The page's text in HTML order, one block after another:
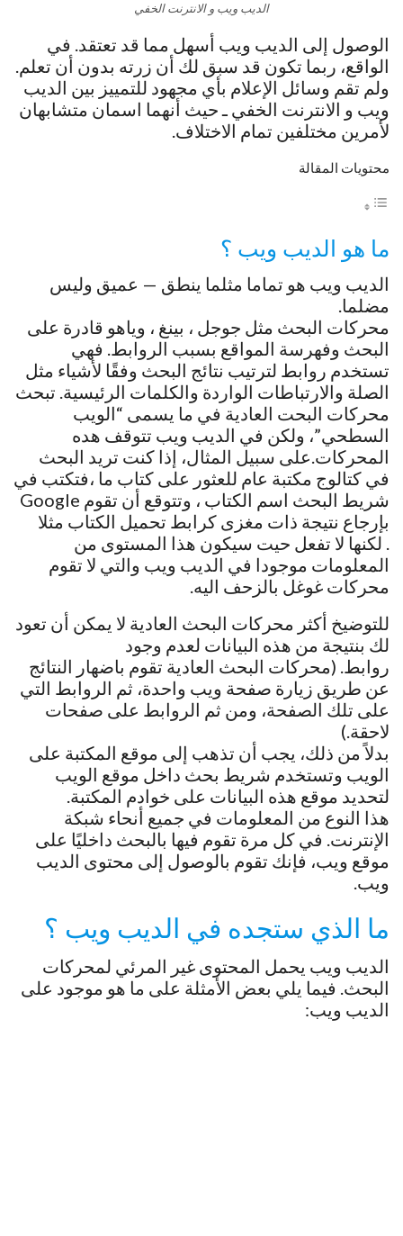
الديب ويب و الانترنت الخفي
الوصول إلى الديب ويب أسهل مما قد تعتقد. في
الواقع، ربما تكون قد سبق لك أن زرته بدون أن تعلم.
ولم تقم وسائل الإعلام بأي مجهود للتمييز بين الديب
ويب و الانترنت الخفي ـ حيث أنهما اسمان متشابهان
لأمرين مختلفين تمام الاختلاف.
محتويات المقالة
ما هو الديب ويب ؟
الديب ويب هو تماما مثلما ينطق — عميق وليس
مضلما.
محركات البحث مثل جوجل ، بينغ ، وياهو قادرة على
البحث وفهرسة المواقع بسبب الروابط. فهي
تستخدم روابط لترتيب نتائج البحث وفقًا لأشياء مثل
الصلة والارتباطات الواردة والكلمات الرئيسية. تبحث
محركات البحت العادية في ما يسمى “الويب
السطحي”، ولكن في الديب ويب تتوقف هده
المحركات.على سبيل المثال، إذا كنت تريد البحث
في كتالوج مكتبة عام للعثور على كتاب ما ،فتكتب في
شريط البحث اسم الكتاب ، وتتوقع أن تقوم Google
بإرجاع نتيجة ذات مغزى كرابط تحميل الكتاب مثلا
. لكنها لا تفعل حيت سيكون هذا المستوى من
المعلومات موجودا في الديب ويب والتي لا تقوم
محركات غوغل بالزحف اليه.
للتوضيخ أكثر محركات البحث العادية لا يمكن أن تعود
لك بنتيجة من هذه البيانات لعدم وجود
روابط. (محركات البحث العادية تقوم باضهار النتائج
عن طريق زيارة صفحة ويب واحدة، ثم الروابط التي
على تلك الصفحة، ومن ثم الروابط على صفحات
لاحقة.)
بدلاً من ذلك، يجب أن تذهب إلى موقع المكتبة على
الويب وتستخدم شريط بحث داخل موقع الويب
لتحديد موقع هذه البيانات على خوادم المكتبة.
هذا النوع من المعلومات في جميع أنحاء شبكة
الإنترنت. في كل مرة تقوم فيها بالبحث داخليًا على
موقع ويب، فإنك تقوم بالوصول إلى محتوى الديب
ويب.
ما الذي ستجده في الديب ويب ؟
الديب ويب يحمل المحتوى غير المرئي لمحركات
البحث. فيما يلي بعض الأمثلة على ما هو موجود على
الديب ويب: